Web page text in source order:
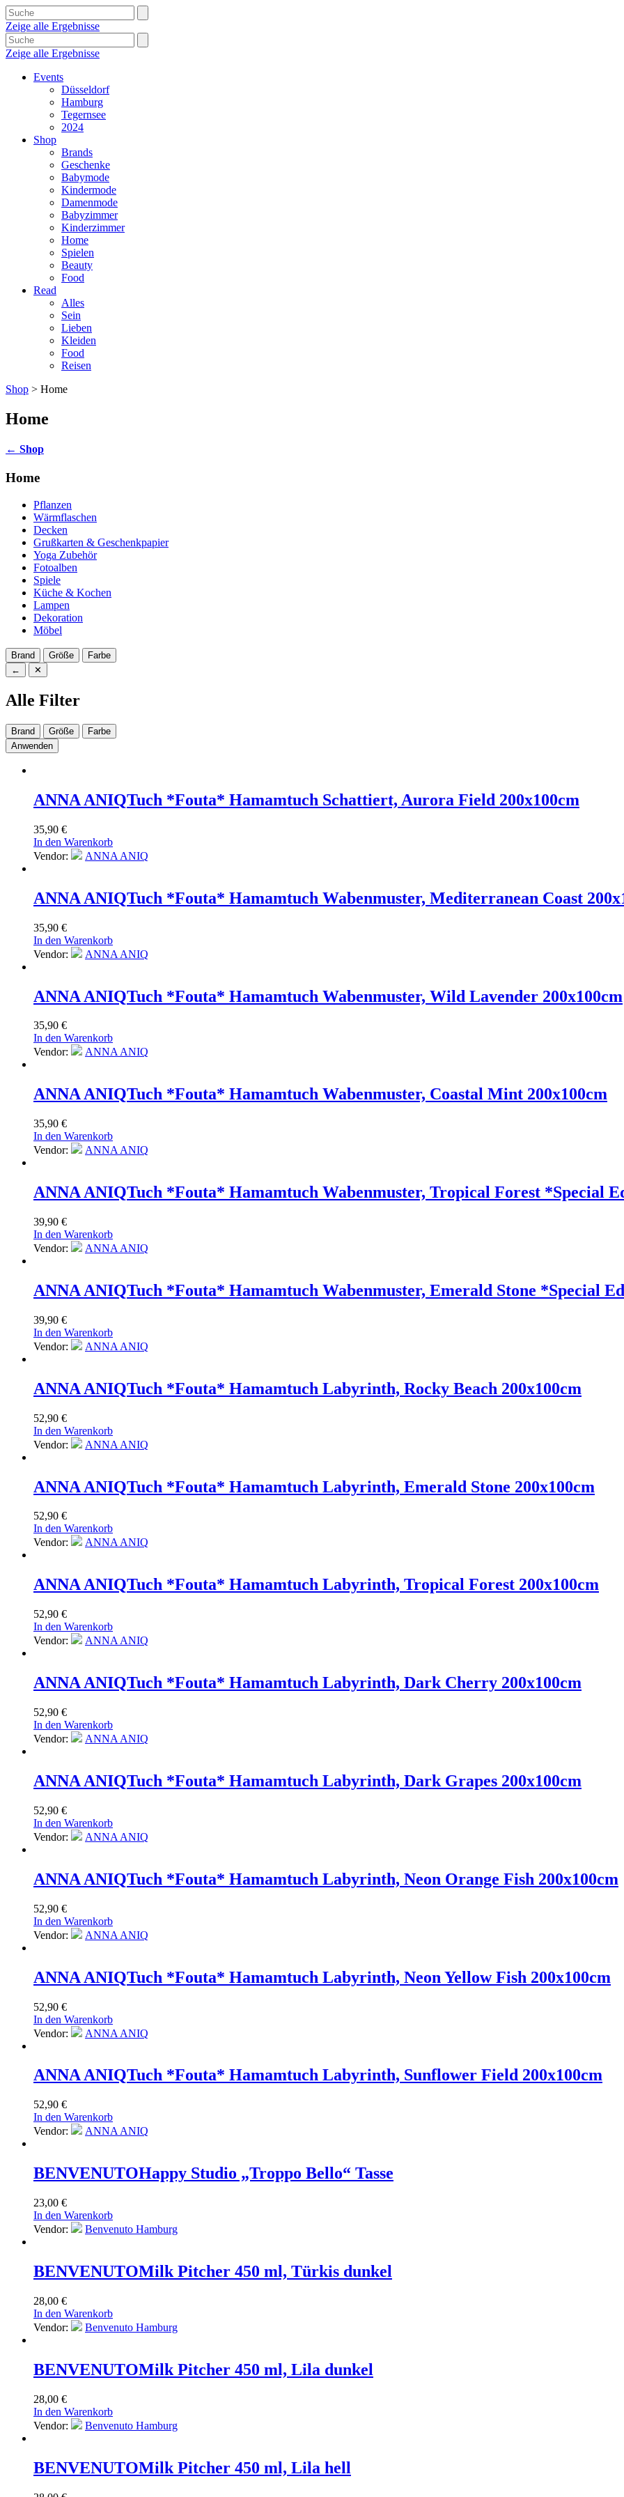
Zeige alle Ergebnisse
Zeige alle Ergebnisse
Events
Düsseldorf
Hamburg
Tegernsee
2024
Shop
Brands
Geschenke
Babymode
Kindermode
Damenmode
Babyzimmer
Kinderzimmer
Home
Spielen
Beauty
Food
Read
Alles
Sein
Lieben
Kleiden
Food
Reisen
Shop > Home
Home
← Shop
Home
Pflanzen
Wärmflaschen
Decken
Grußkarten & Geschenkpapier
Yoga Zubehör
Fotoalben
Spiele
Küche & Kochen
Lampen
Dekoration
Möbel
Brand Größe
Farbe
←
✕
Alle Filter
Brand Größe
Farbe
Anwenden
ANNA ANIQTuch *Fouta* Hamamtuch Schattiert, Aurora Field 200x100cm
35,90 €
In den Warenkorb
Vendor:
ANNA ANIQ
ANNA ANIQTuch *Fouta* Hamamtuch Wabenmuster, Mediterranean Coast
35,90 €
In den Warenkorb
Vendor:
ANNA ANIQ
ANNA ANIQTuch *Fouta* Hamamtuch Wabenmuster, Wild Lavender 200x100cm
35,90 €
In den Warenkorb
Vendor:
ANNA ANIQ
ANNA ANIQTuch *Fouta* Hamamtuch Wabenmuster, Coastal Mint 200x100cm
35,90 €
In den Warenkorb
Vendor:
ANNA ANIQ
ANNA ANIQTuch *Fouta* Hamamtuch Wabenmuster, Tropical Forest *Special
39,90 €
In den Warenkorb
Vendor:
ANNA ANIQ
ANNA ANIQTuch *Fouta* Hamamtuch Wabenmuster, Emerald Stone *Special
39,90 €
In den Warenkorb
Vendor:
ANNA ANIQ
ANNA ANIQTuch *Fouta* Hamamtuch Labyrinth, Rocky Beach 200x100cm
52,90 €
In den Warenkorb
Vendor:
ANNA ANIQ
ANNA ANIQTuch *Fouta* Hamamtuch Labyrinth, Emerald Stone 200x100cm
52,90 €
In den Warenkorb
Vendor:
ANNA ANIQ
ANNA ANIQTuch *Fouta* Hamamtuch Labyrinth, Tropical Forest 200x100cm
52,90 €
In den Warenkorb
Vendor:
ANNA ANIQ
ANNA ANIQTuch *Fouta* Hamamtuch Labyrinth, Dark Cherry 200x100cm
52,90 €
In den Warenkorb
Vendor:
ANNA ANIQ
ANNA ANIQTuch *Fouta* Hamamtuch Labyrinth, Dark Grapes 200x100cm
52,90 €
In den Warenkorb
Vendor:
ANNA ANIQ
ANNA ANIQTuch *Fouta* Hamamtuch Labyrinth, Neon Orange Fish 200x100cm
52,90 €
In den Warenkorb
Vendor:
ANNA ANIQ
ANNA ANIQTuch *Fouta* Hamamtuch Labyrinth, Neon Yellow Fish 200x100cm
52,90 €
In den Warenkorb
Vendor:
ANNA ANIQ
ANNA ANIQTuch *Fouta* Hamamtuch Labyrinth, Sunflower Field 200x100cm
52,90 €
In den Warenkorb
Vendor:
ANNA ANIQ
BENVENUTOHappy Studio „Troppo Bello“ Tasse
23,00 €
In den Warenkorb
Vendor:
Benvenuto Hamburg
BENVENUTOMilk Pitcher 450 ml, Türkis dunkel
28,00 €
In den Warenkorb
Vendor:
Benvenuto Hamburg
BENVENUTOMilk Pitcher 450 ml, Lila dunkel
28,00 €
In den Warenkorb
Vendor:
Benvenuto Hamburg
BENVENUTOMilk Pitcher 450 ml, Lila hell